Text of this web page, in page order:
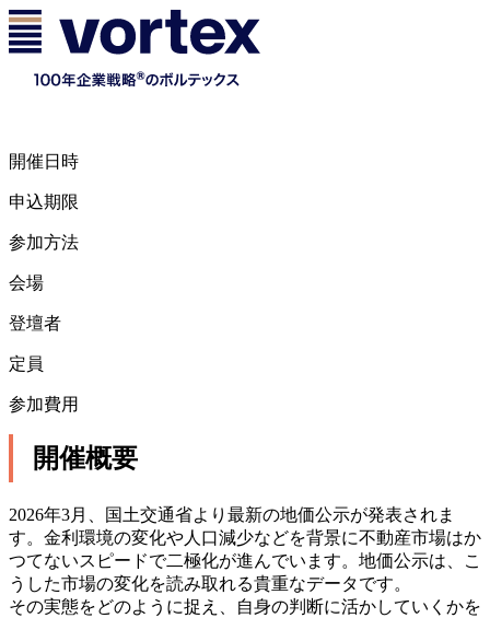
開催日時
申込期限
参加方法
会場
登壇者
定員
参加費用
開催概要
2026年3月、国土交通省より最新の地価公示が発表されま
す。金利環境の変化や人口減少などを背景に不動産市場はか
つてないスピードで二極化が進んでいます。地価公示は、こ
うした市場の変化を読み取れる貴重なデータです。
その実態をどのように捉え、自身の判断に活かしていくかを